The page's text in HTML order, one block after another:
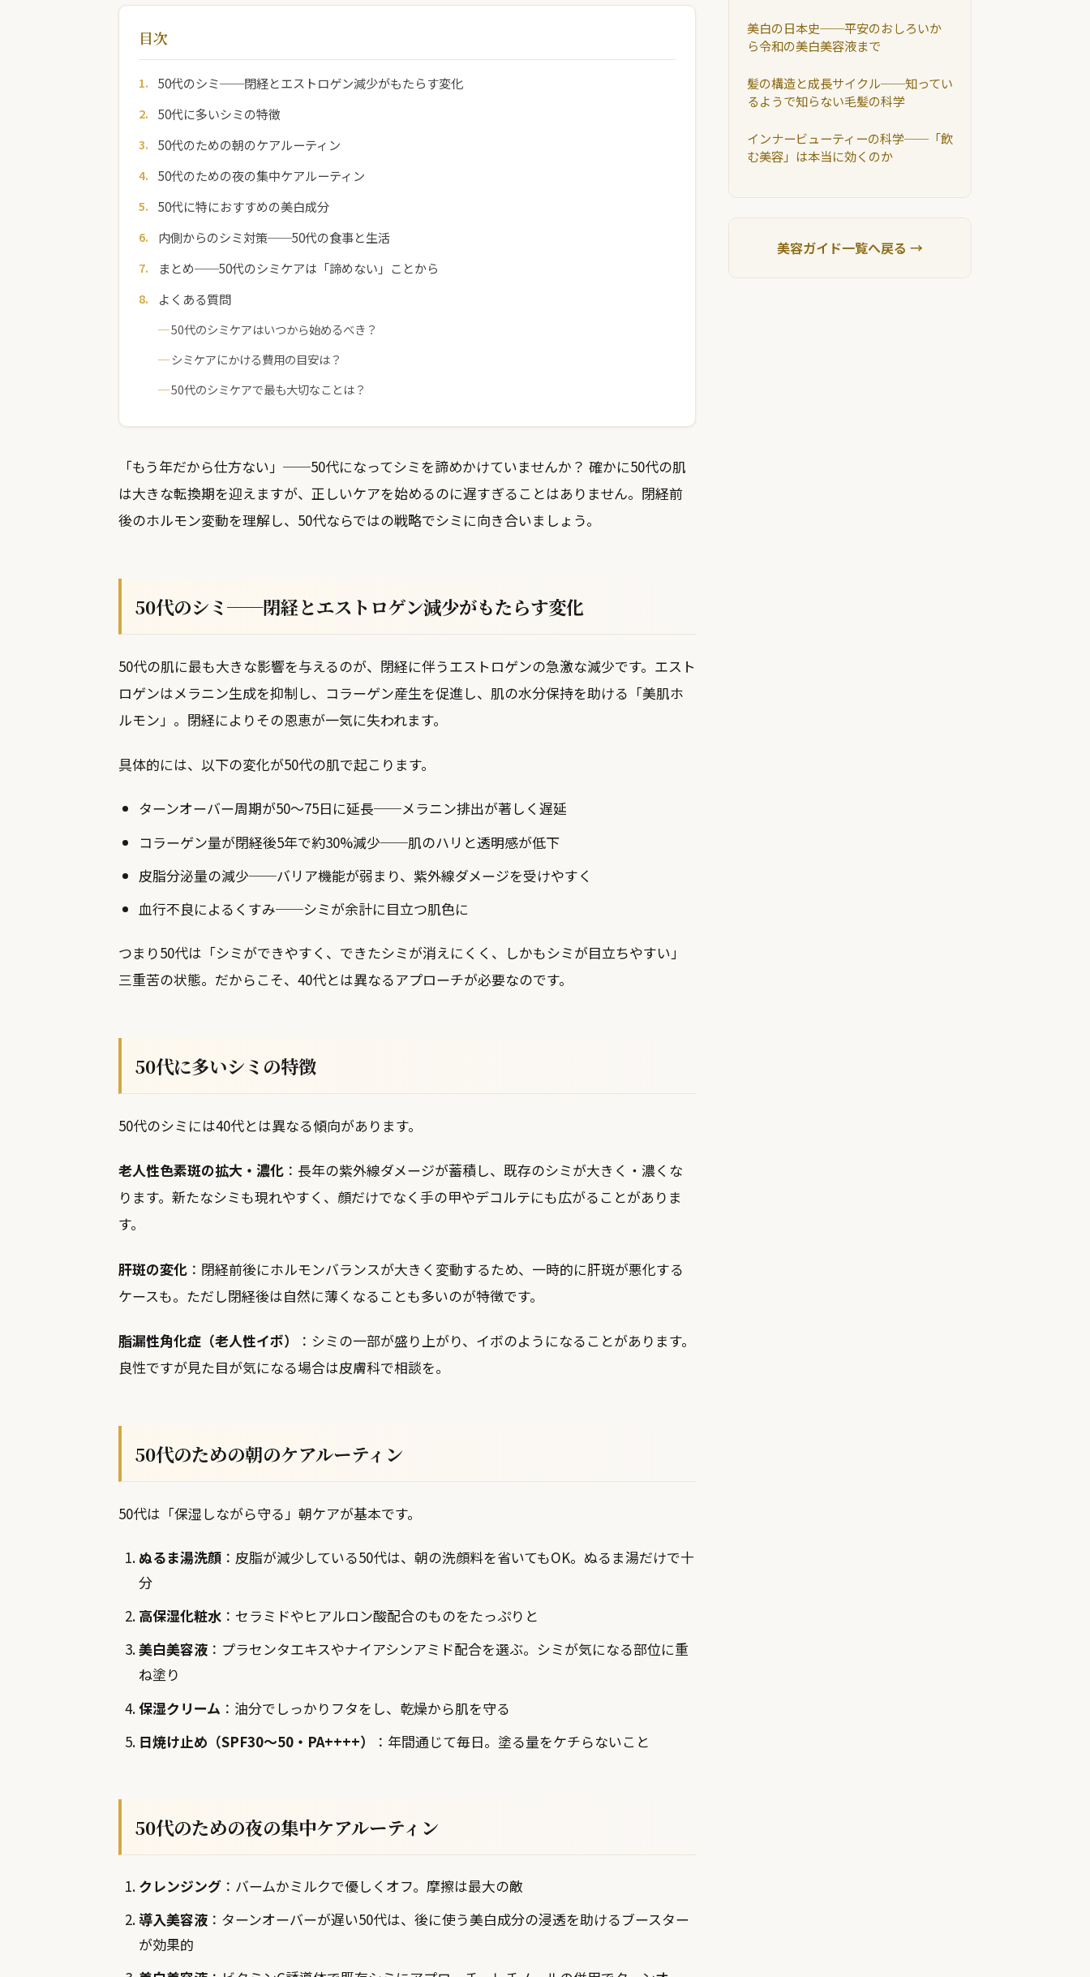
目次
50代のシミ──閉経とエストロゲン減少がもたらす変化
50代に多いシミの特徴
50代のための朝のケアルーティン
50代のための夜の集中ケアルーティン
50代に特におすすめの美白成分
内側からのシミ対策──50代の食事と生活
まとめ──50代のシミケアは「諦めない」ことから
よくある質問
50代のシミケアはいつから始めるべき？
シミケアにかける費用の目安は？
50代のシミケアで最も大切なことは？
「もう年だから仕方ない」──50代になってシミを諦めかけていませんか？ 確かに50代の肌
は大きな転換期を迎えますが、正しいケアを始めるのに遅すぎることはありません。閉経前
後のホルモン変動を理解し、50代ならではの戦略でシミに向き合いましょう。
50代のシミ──閉経とエストロゲン減少がもたらす変化
50代の肌に最も大きな影響を与えるのが、閉経に伴うエストロゲンの急激な減少です。エスト
ロゲンはメラニン生成を抑制し、コラーゲン産生を促進し、肌の水分保持を助ける「美肌ホ
ルモン」。閉経によりその恩恵が一気に失われます。
具体的には、以下の変化が50代の肌で起こります。
ターンオーバー周期が50〜75日に延長──メラニン排出が著しく遅延
コラーゲン量が閉経後5年で約30%減少──肌のハリと透明感が低下
皮脂分泌量の減少──バリア機能が弱まり、紫外線ダメージを受けやすく
血行不良によるくすみ──シミが余計に目立つ肌色に
つまり50代は「シミができやすく、できたシミが消えにくく、しかもシミが目立ちやすい」
三重苦の状態。だからこそ、40代とは異なるアプローチが必要なのです。
50代に多いシミの特徴
50代のシミには40代とは異なる傾向があります。
老人性色素斑の拡大・濃化 ：長年の紫外線ダメージが蓄積し、既存のシミが大きく・濃くな
ります。新たなシミも現れやすく、顔だけでなく手の甲やデコルテにも広がることがありま
す。
肝斑の変化 ：閉経前後にホルモンバランスが大きく変動するため、一時的に肝斑が悪化する
ケースも。ただし閉経後は自然に薄くなることも多いのが特徴です。
脂漏性角化症（老人性イボ）
：シミの一部が盛り上がり、イボのようになることがあります。
良性ですが見た目が気になる場合は皮膚科で相談を。
50代のための朝のケアルーティン
50代は「保湿しながら守る」朝ケアが基本です。
ぬるま湯洗顔 ：皮脂が減少している50代は、朝の洗顔料を省いてもOK。ぬるま湯だけで十
分
高保湿化粧水 ：セラミドやヒアルロン酸配合のものをたっぷりと
美白美容液 ：プラセンタエキスやナイアシンアミド配合を選ぶ。シミが気になる部位に重
ね塗り
保湿クリーム ：油分でしっかりフタをし、乾燥から肌を守る
日焼け止め（SPF30〜50・PA++++）
：年間通じて毎日。塗る量をケチらないこと
50代のための夜の集中ケアルーティン
クレンジング ：バームかミルクで優しくオフ。摩擦は最大の敵
導入美容液 ：ターンオーバーが遅い50代は、後に使う美白成分の浸透を助けるブースター
が効果的
美白の日本史──平安のおしろいか
ら令和の美白美容液まで
髪の構造と成長サイクル──知ってい
るようで知らない毛髪の科学
インナービューティーの科学──「飲
む美容」は本当に効くのか
美容ガイド一覧へ戻る →